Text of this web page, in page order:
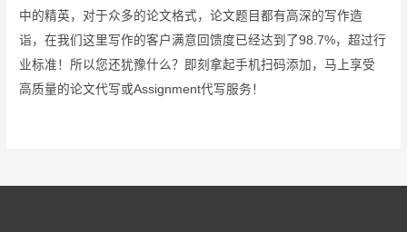
中的精英，对于众多的论文格式，论文题目都有高深的写作造
诣，在我们这里写作的客户满意回馈度已经达到了98.7%，超过行
业标准！所以您还犹豫什么？即刻拿起手机扫码添加，马上享受
高质量的论文代写或Assignment代写服务！